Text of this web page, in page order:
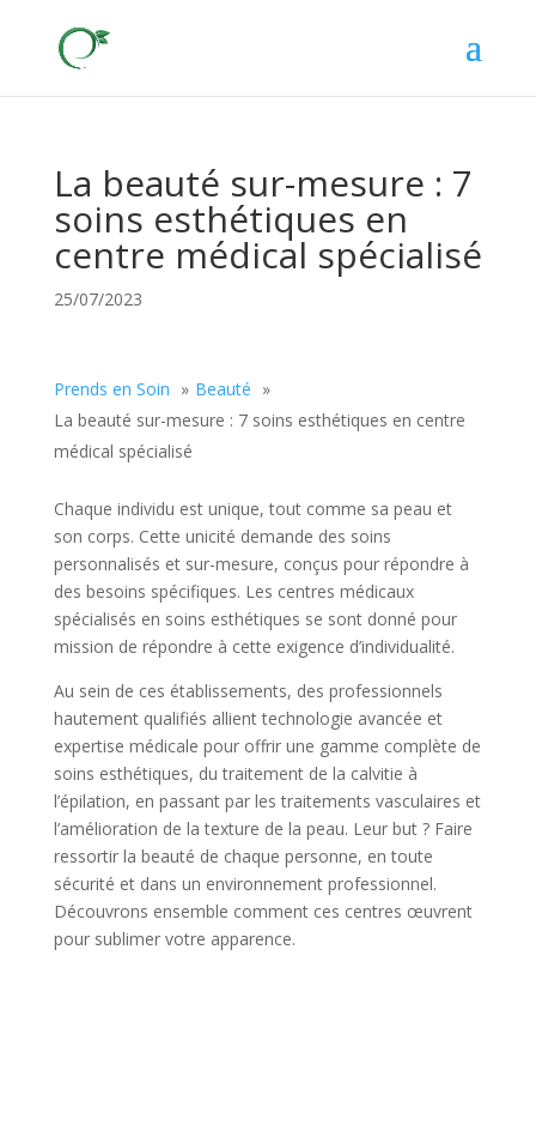
La beauté sur-mesure : 7
soins esthétiques en
centre médical spécialisé
25/07/2023
Prends en Soin
Beauté
La beauté sur-mesure : 7 soins esthétiques en centre
médical spécialisé
Chaque individu est unique, tout comme sa peau et
son corps. Cette unicité demande des soins
personnalisés et sur-mesure, conçus pour répondre à
des besoins spécifiques. Les centres médicaux
spécialisés en soins esthétiques se sont donné pour
mission de répondre à cette exigence d’individualité.
Au sein de ces établissements, des professionnels
hautement qualifiés allient technologie avancée et
expertise médicale pour offrir une gamme complète de
soins esthétiques, du traitement de la calvitie à
l’épilation, en passant par les traitements vasculaires et
l’amélioration de la texture de la peau. Leur but ? Faire
ressortir la beauté de chaque personne, en toute
sécurité et dans un environnement professionnel.
Découvrons ensemble comment ces centres œuvrent
pour sublimer votre apparence.